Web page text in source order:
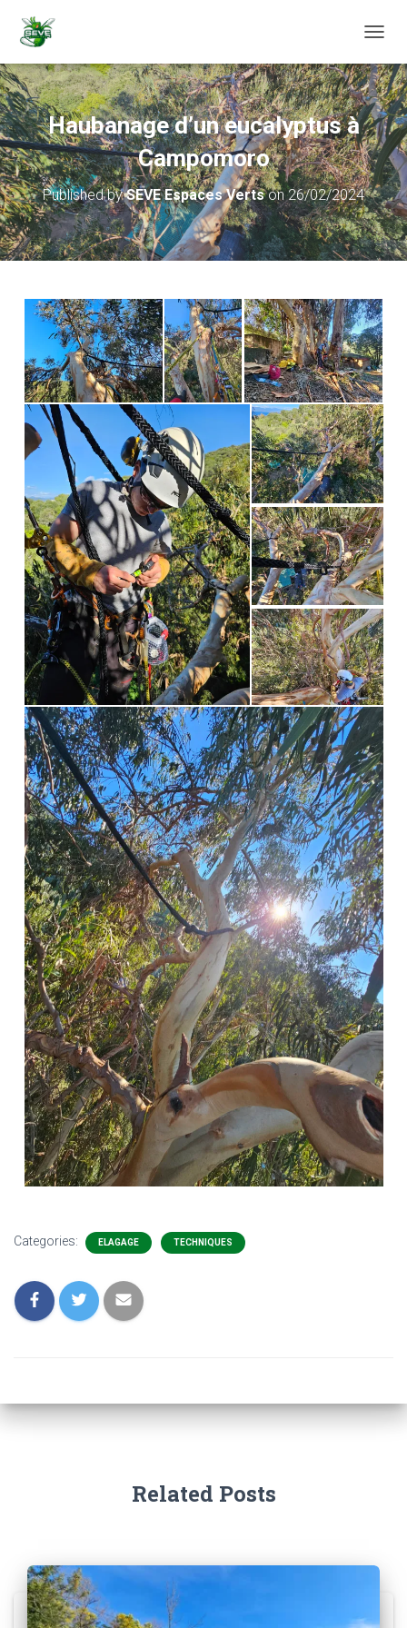
O
G
G
L
E
N
A
V
I
G
A
T
N
Haubanage d’un eucalyptus à
Campomoro
Published bySEVE Espaces Vertson26/02/2024
Categories: ELAGAGE TECHNIQUES
Related Posts